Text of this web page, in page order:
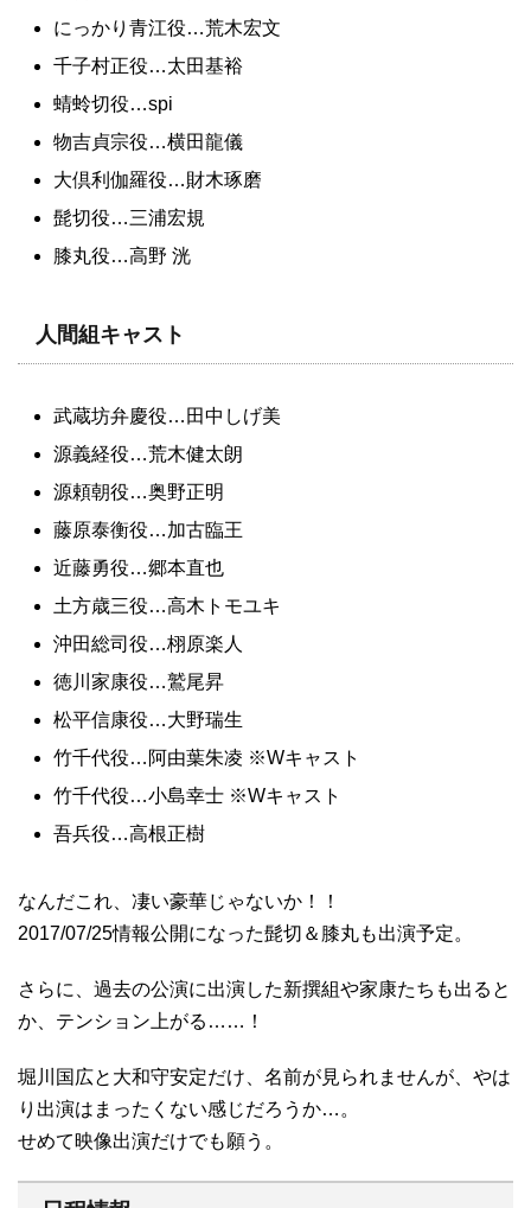
にっかり青江役…荒木宏文
千子村正役…太田基裕
蜻蛉切役…spi
物吉貞宗役…横田龍儀
大倶利伽羅役…財木琢磨
髭切役…三浦宏規
膝丸役…高野 洸
人間組キャスト
武蔵坊弁慶役…田中しげ美
源義経役…荒木健太朗
源頼朝役…奥野正明
藤原泰衡役…加古臨王
近藤勇役…郷本直也
土方歳三役…高木トモユキ
沖田総司役…栩原楽人
徳川家康役…鷲尾昇
松平信康役…大野瑞生
竹千代役…阿由葉朱凌 ※Wキャスト
竹千代役…小島幸士 ※Wキャスト
吾兵役…高根正樹
なんだこれ、凄い豪華じゃないか！！
2017/07/25情報公開になった髭切＆膝丸も出演予定。
さらに、過去の公演に出演した新撰組や家康たちも出ると
か、テンション上がる……！
堀川国広と大和守安定だけ、名前が見られませんが、やは
り出演はまったくない感じだろうか…。
せめて映像出演だけでも願う。